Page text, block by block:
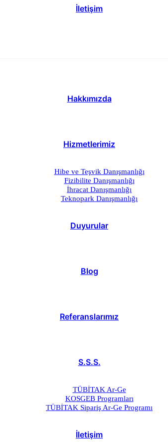
İletişim
Hakkımızda
Hizmetlerimiz
Hibe ve Teşvik Danışmanlığı
Fizibilite Danışmanlığı
İhracat Danışmanlığı
Teknopark Danışmanlığı
Duyurular
Blog
Referanslarımız
S.S.S.
TÜBİTAK Ar-Ge
KOSGEB Programları
TÜBİTAK Sipariş Ar-Ge Programı
İletişim